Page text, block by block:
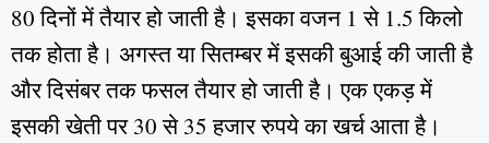
80 दिनों में तैयार हो जाती है। इसका वजन 1 से 1.5 किलो
तक होता है। अगस्त या सितम्बर में इसकी बुआई की जाती है
और दिसंबर तक फसल तैयार हो जाती है। एक एकड़ में
इसकी खेती पर 30 से 35 हजार रुपये का खर्च आता है।